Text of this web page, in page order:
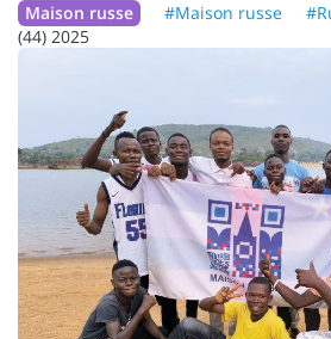
Maison russe #Maison russe
(44) 2025